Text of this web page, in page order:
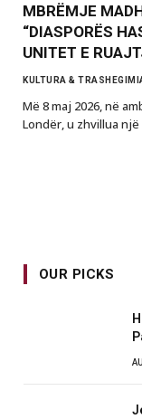
MBRËMJE
“DIASPORËS
UNITET E
KULTURA &
Më 8 maj 2026, në
Londër, u zhvillua
OUR PICKS